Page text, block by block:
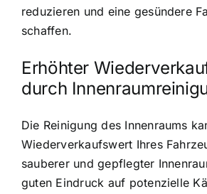
reduzieren und eine gesündere
schaffen.
Erhöhter
durch
Die Reinigung des Innenraums
Wiederverkaufswert Ihres
sauberer und gepflegter
guten Eindruck auf potenzielle